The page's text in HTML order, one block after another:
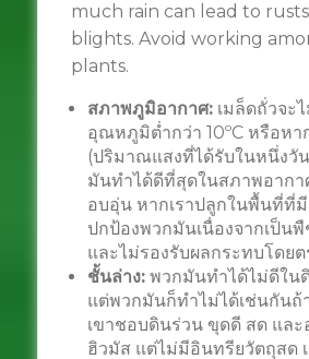
much rain can lead to
blights. Avoid working
plants.
สภาพภูมิอากาศ:เมล็ดถั่วจะ
อุณหภูมิต่ำกว่า 10ºC หรือหา
(ปริมาณแสงที่ได้รับในหนึ่งวั
มันทำได้ดีที่สุดในสภาพอาก
อบอุ่น หากเราปลูกในพื้นที่ที่มี
ปกป้องพวกมันเนื่องจากเป็น
และไม่รองรับผลกระทบโดย
ชั้นล่าง:พวกมันทำได้ไม่ดีใน
แต่พวกมันก็ทำไม่ได้เช่นกันถ้
เขาชอบดินร่วน ขุดดี สด และ
ฮิวมัส แต่ไม่มีอินทรียวัตถุสด